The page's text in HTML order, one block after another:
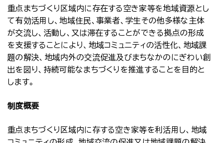
重点まちづくり区域内に存在する空き家等を地域資源とし
て有効活用し、地域住民、事業者、学生その他多様な主体
が交流し、活動し、又は滞在することができる拠点の形成
を支援することにより、地域コミュニティの活性化、地域課
題の解決、地域内外の交流促進及びまちなかのにぎわい創
出を図り、持続可能なまちづくりを推進することを目的と
します。
制度概要
重点まちづくり区域内に存する空き家等を利活用し、地域